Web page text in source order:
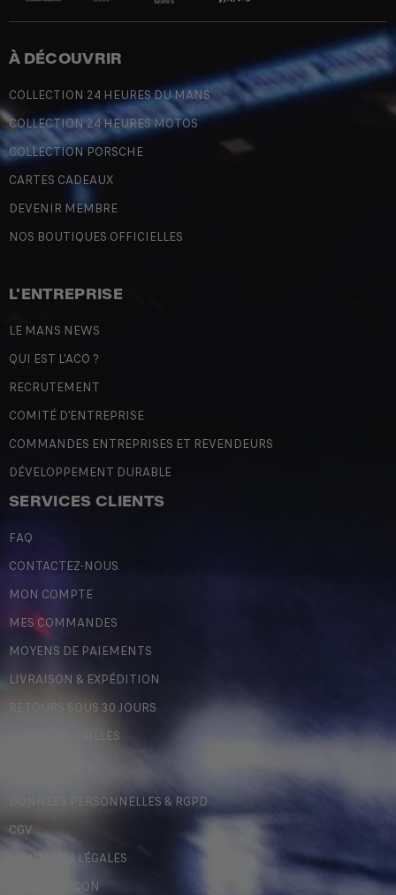
À DÉCOUVRIR
COLLECTION 24 HEURES DU MANS
COLLECTION 24 HEURES MOTOS
COLLECTION PORSCHE
CARTES CADEAUX
DEVENIR MEMBRE
NOS BOUTIQUES OFFICIELLES
L'ENTREPRISE
LE MANS NEWS
QUI EST L'ACO ?
RECRUTEMENT
COMITÉ D'ENTREPRISE
COMMANDES ENTREPRISES ET REVENDEURS
DÉVELOPPEMENT DURABLE
SERVICES CLIENTS
FAQ
CONTACTEZ-NOUS
MON COMPTE
MES COMMANDES
MOYENS DE PAIEMENTS
LIVRAISON & EXPÉDITION
RETOURS SOUS 30 JOURS
GUIDE DES TAILLES
DONNÉES PERSONNELLES & RGPD
CGV
MENTIONS LÉGALES
CONTREFAÇON